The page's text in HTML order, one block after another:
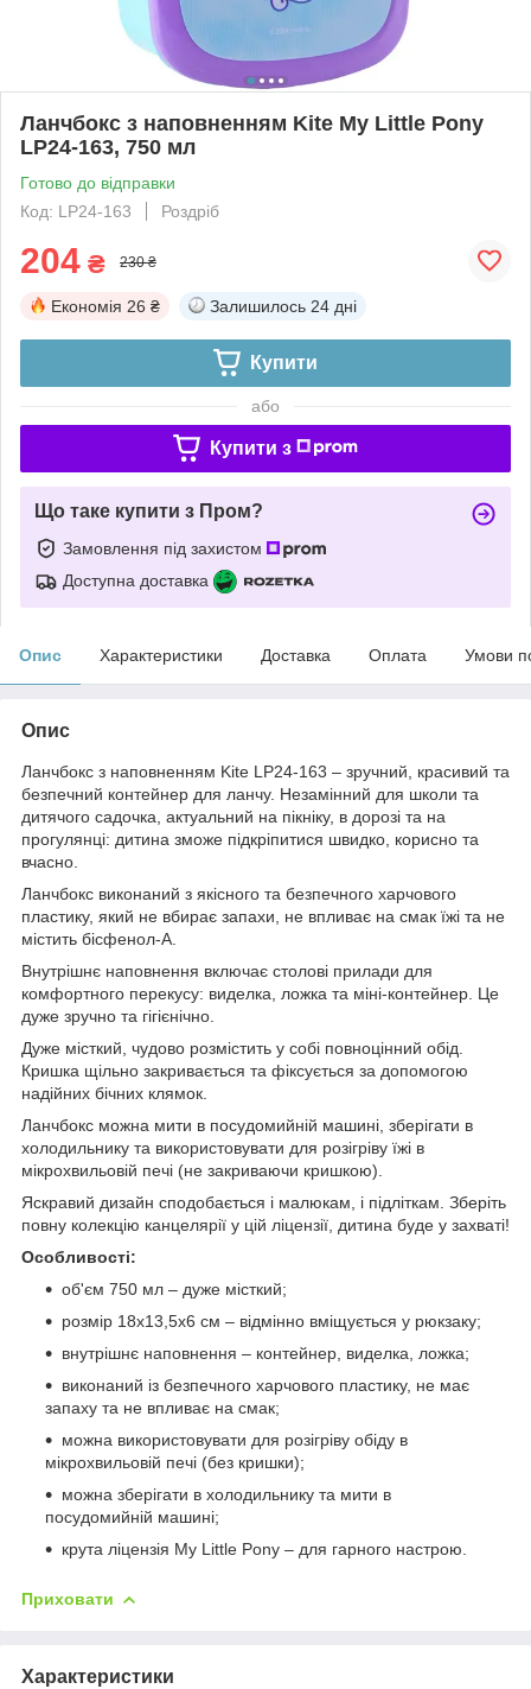
Ланчбокс з наповненням Kite My Little Pony
LP24-163, 750 мл
Готово до відправки
Код: LP24-163
Роздріб
204 ₴ 230 ₴
Економія 26 ₴ Залишилось 24 дні
Купити
або
Купити з
Що таке купити з Пром?
Замовлення під захистом
Доступна доставка
Опис Характеристики Доставка Оплата Умови
Опис
Ланчбокс з наповненням Kite LP24-163 – зручний, красивий та
безпечний контейнер для ланчу. Незамінний для школи та
дитячого садочка, актуальний на пікніку, в дорозі та на
прогулянці: дитина зможе підкріпитися швидко, корисно та
вчасно.
Ланчбокс виконаний з якісного та безпечного харчового
пластику, який не вбирає запахи, не впливає на смак їжі та не
містить бісфенол-А.
Внутрішнє наповнення включає столові прилади для
комфортного перекусу: виделка, ложка та міні-контейнер. Це
дуже зручно та гігієнічно.
Дуже місткий, чудово розмістить у собі повноцінний обід.
Кришка щільно закривається та фіксується за допомогою
надійних бічних клямок.
Ланчбокс можна мити в посудомийній машині, зберігати в
холодильнику та використовувати для розігріву їжі в
мікрохвильовій печі (не закриваючи кришкою).
Яскравий дизайн сподобається і малюкам, і підліткам. Зберіть
повну колекцію канцелярії у цій ліцензії, дитина буде у захваті!
Особливості:
об'єм 750 мл – дуже місткий;
розмір 18х13,5х6 см – відмінно вміщується у рюкзаку;
внутрішнє наповнення – контейнер, виделка, ложка;
виконаний із безпечного харчового пластику, не має
запаху та не впливає на смак;
можна використовувати для розігріву обіду в
мікрохвильовій печі (без кришки);
можна зберігати в холодильнику та мити в
посудомийній машині;
крута ліцензія My Little Pony – для гарного настрою.
Приховати
Характеристики